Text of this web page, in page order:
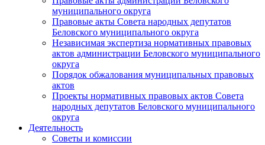
муниципального округа
Правовые акты Совета народных депутатов
Беловского муниципального округа
Независимая экспертиза нормативных правовых
актов администрации Беловского муниципального
округа
Порядок обжалования муниципальных правовых
актов
Проекты нормативных правовых актов Совета
народных депутатов Беловского муниципального
округа
Деятельность
Советы и комиссии